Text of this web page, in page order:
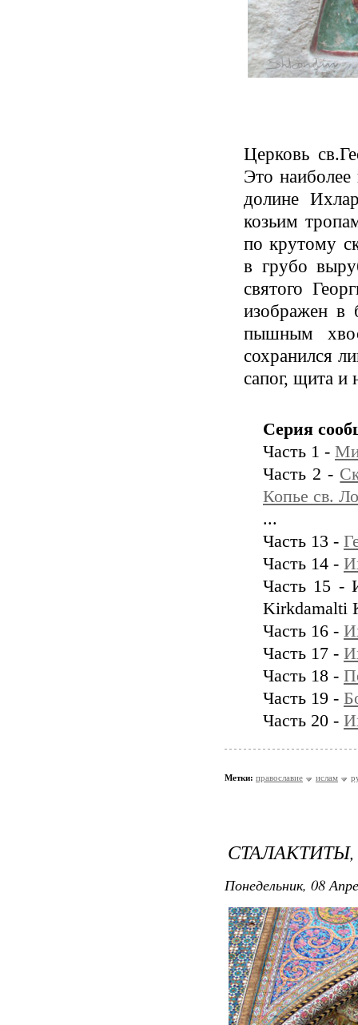
Церковь
Это наиболее
долине
козьим
по крутому
в грубо
святого
изображен в
пышным
сохранился
сапог, щита и
Серия
Часть 1 -
Часть 2 -
Копье св.
...
Часть 13 -
Часть 14 -
Часть 15 -
Kirkdamalti
Часть 16 -
Часть 17 -
Часть 18 -
Часть 19 -
Часть 20 -
Метки: православие ислам
Понедельник, 08